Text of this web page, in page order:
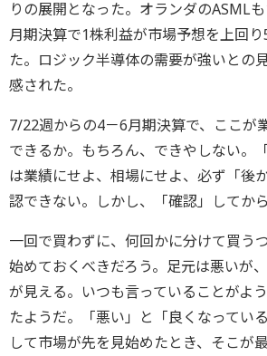
りの展開となった。オランダのASML
月期決算で1株利益が市場予想を上回
た。ロジック半導体の需要が強いとの
感された。
7/22週からの4－6月期決算で、ここが
できるか。もちろん、できやしない。
は業績にせよ、相場にせよ、必ず「後
認できない。しかし、「確認」してか
一回で買わずに、何回かに分けて買う
始めておくべきだろう。足元は悪いが
が見える。いつも言っていることがよ
たようだ。「悪い」と「良くなってい
して市場が先を見始めたとき、そこが